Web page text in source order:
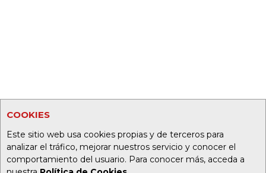
COOKIES
Este sitio web usa cookies propias y de terceros para
analizar el tráfico, mejorar nuestros servicio y conocer el
comportamiento del usuario. Para conocer más, acceda a